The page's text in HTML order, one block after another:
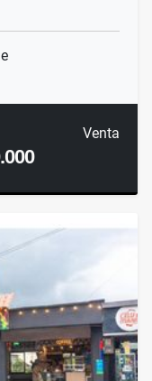
Venta